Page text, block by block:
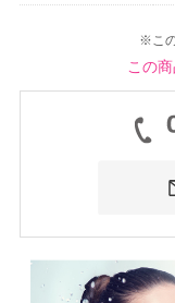
※この
この